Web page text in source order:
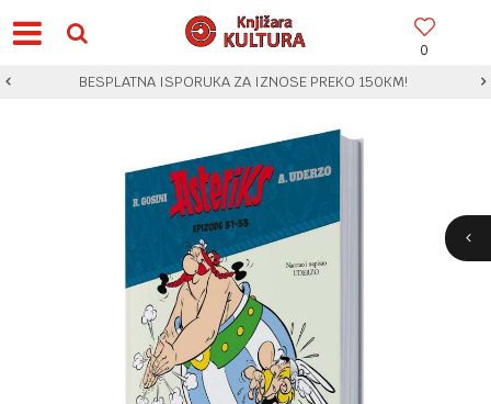
0
BESPLATNA ISPORUKA ZA IZNOSE PREKO 150KM!